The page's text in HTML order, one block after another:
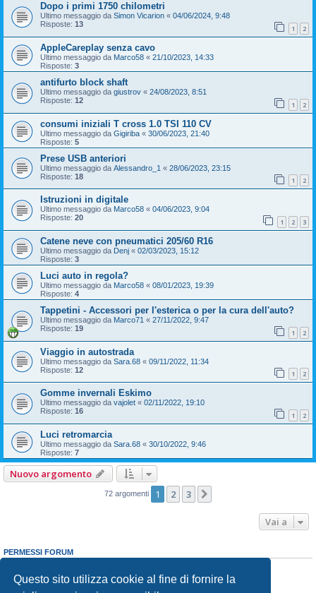
Questo sito utilizza cookie al fine di fornire la
Dopo i primi 1750 chilometri
Ultimo messaggio da Simon Vicarion « 04/06/2024, 9:48
Risposte: 13 1 2
AppleCareplay senza cavo
Ultimo messaggio da Marco58 « 21/10/2023, 14:33
Risposte: 3
antifurto block shaft
Ultimo messaggio da giustrov « 24/08/2023, 8:51
Risposte: 12 1 2
consumi iniziali T cross 1.0 TSI 110 CV
Ultimo messaggio da Gigiriba « 30/06/2023, 21:40
Risposte: 5
Prese USB anteriori
Ultimo messaggio da Alessandro_1 « 28/06/2023, 23:15
Risposte: 18 1 2
Istruzioni in digitale
Ultimo messaggio da Marco58 « 04/06/2023, 9:04
Risposte: 20 1 2 3
Catene neve con pneumatici 205/60 R16
Ultimo messaggio da Denj « 02/03/2023, 15:12
Risposte: 3
Luci auto in regola?
Ultimo messaggio da Marco58 « 08/01/2023, 19:39
Risposte: 4
Tappetini - Accessori per l'esterica o per la cura dell'auto?
Ultimo messaggio da Marco71 « 27/11/2022, 9:47
Risposte: 19 1 2
Viaggio in autostrada
Ultimo messaggio da Sara.68 « 09/11/2022, 11:34
Risposte: 12 1 2
Gomme invernali Eskimo
Ultimo messaggio da vajolet « 02/11/2022, 19:10
Risposte: 16 1 2
Luci retromarcia
Ultimo messaggio da Sara.68 « 30/10/2022, 9:46
Risposte: 7
Nuovo argomento
72 argomenti 1 2 3
Vai a
PERMESSI FORUM
Non puoirispondere negli argomenti
Non puoimodificare i tuoi messaggi